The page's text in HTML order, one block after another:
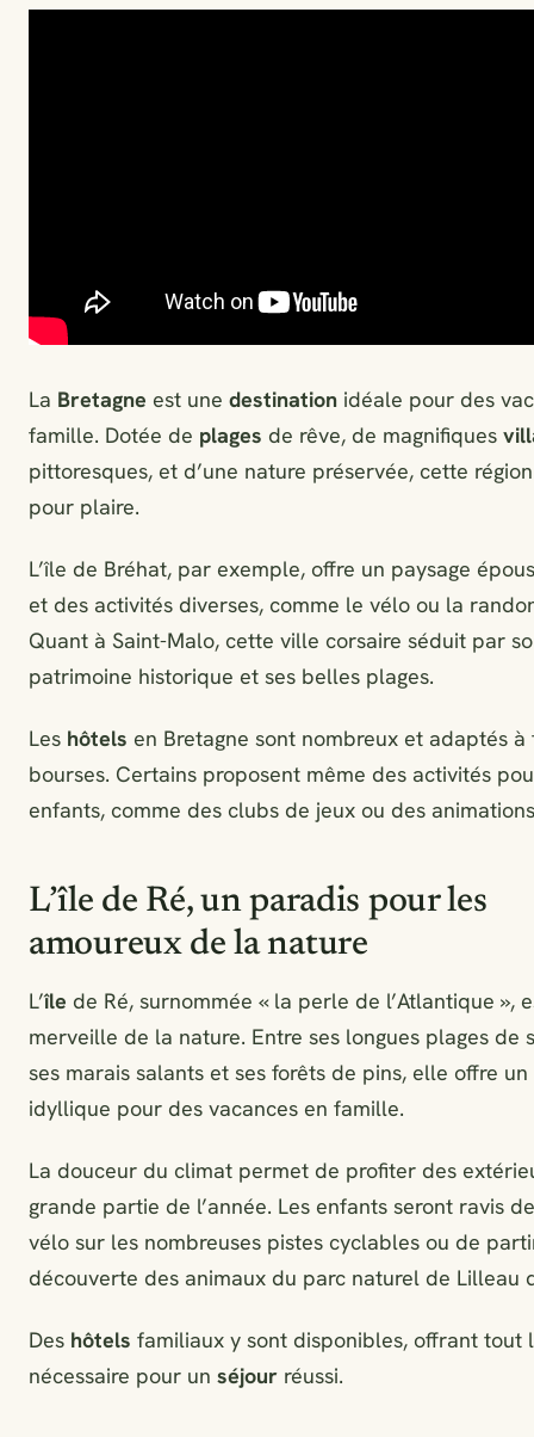
La Bretagne est une destination idéale pour des
famille. Dotée de plages de rêve, de magnifiques
pittoresques, et d’une nature préservée, cette
pour plaire.
L’île de Bréhat, par exemple, offre un paysage
et des activités diverses, comme le vélo ou la
Quant à Saint-Malo, cette ville corsaire séduit par
patrimoine historique et ses belles plages.
Les hôtels en Bretagne sont nombreux et adaptés à
bourses. Certains proposent même des activités
enfants, comme des clubs de jeux ou des
L’île de Ré, un paradis pour les
amoureux de la nature
L’île de Ré, surnommée « la perle de l’Atlantique »,
merveille de la nature. Entre ses longues plages de
ses marais salants et ses forêts de pins, elle offre
idyllique pour des vacances en famille.
La douceur du climat permet de profiter des
grande partie de l’année. Les enfants seront ravis
vélo sur les nombreuses pistes cyclables ou de
découverte des animaux du parc naturel de Lilleau
Des hôtels familiaux y sont disponibles, offrant tout
nécessaire pour un séjour réussi.